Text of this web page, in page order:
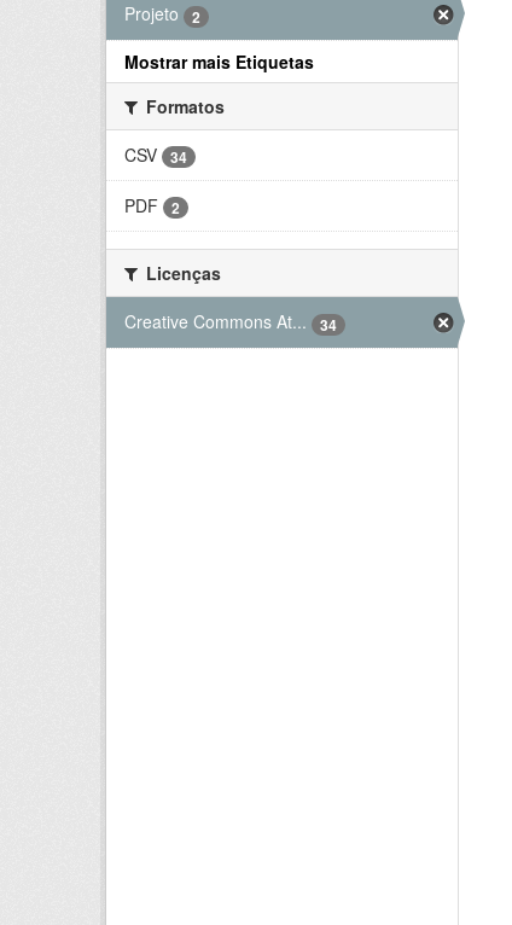
Projeto 2
Mostrar mais Etiquetas
Formatos
CSV
34
PDF 2
Licenças
Creative Commons At...
34